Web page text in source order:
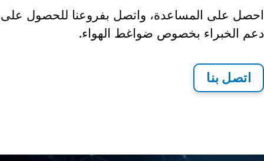
احصل على المساعدة، واتصل بفروعنا للحصول على
دعم الخبراء بخصوص ضواغط الهواء.
اتصل بنا